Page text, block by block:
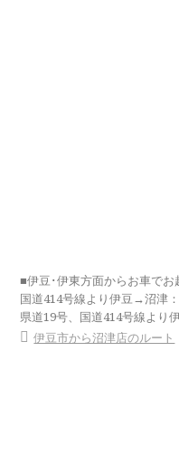
■伊豆･伊東方面からお車でお
国道414号線より伊豆→沼津
県道19号、国道414号線より
伊豆市から沼津店のルート